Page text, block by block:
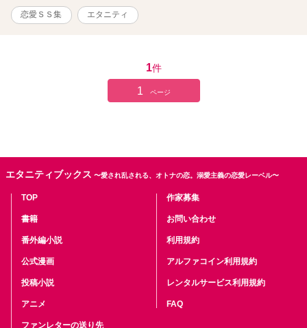
恋愛ＳＳ集 エタニティ
1件
1 ページ
エタニティブックス 〜愛され乱される、オトナの恋。溺愛主義の恋愛レーベル〜
TOP
書籍
番外編小説
公式漫画
投稿小説
アニメ
ファンレターの送り先
作家募集
お問い合わせ
利用規約
アルファコイン利用規約
レンタルサービス利用規約
FAQ